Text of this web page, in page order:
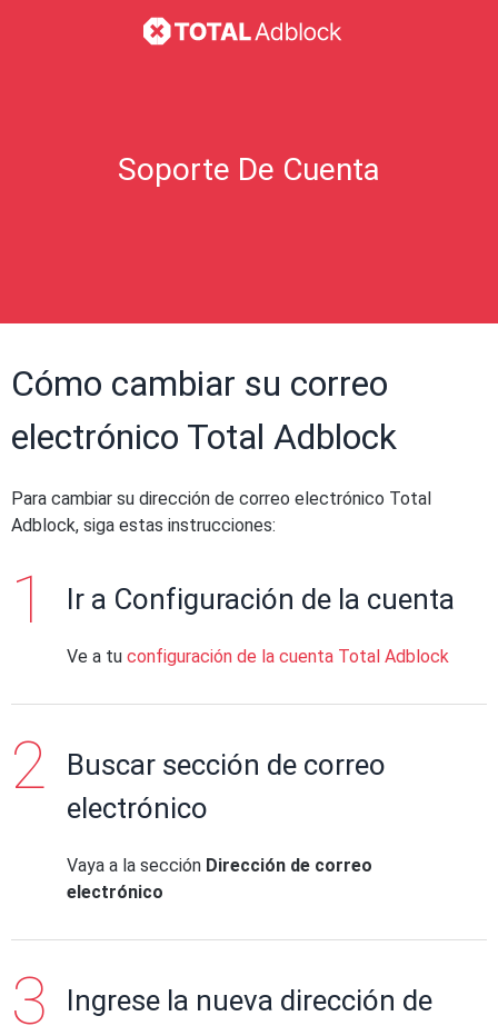
Soporte De Cuenta
Cómo cambiar su correo
electrónico Total Adblock
Para cambiar su dirección de correo electrónico Total
Adblock, siga estas instrucciones:
Ir a Configuración de la cuenta
Ve a tu configuración de la cuenta Total Adblock
Buscar sección de correo
electrónico
Vaya a la sección Dirección de correo
electrónico
Ingrese la nueva dirección de